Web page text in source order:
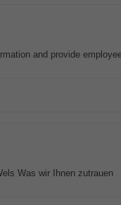
and provide
Was wir Ihnen zutrauen